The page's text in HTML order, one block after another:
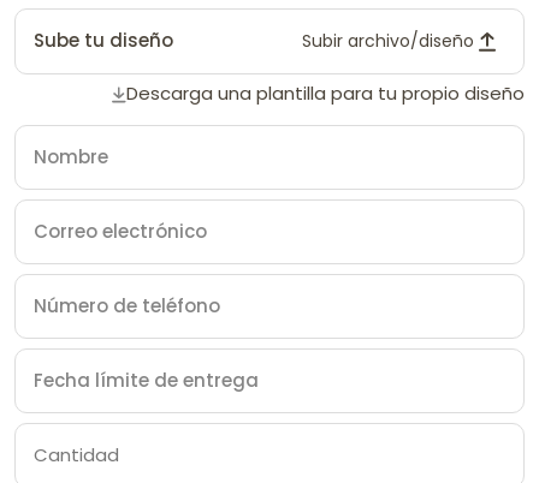
Sube tu diseño Subir archivo/diseño
Descarga una plantilla para tu propio diseño